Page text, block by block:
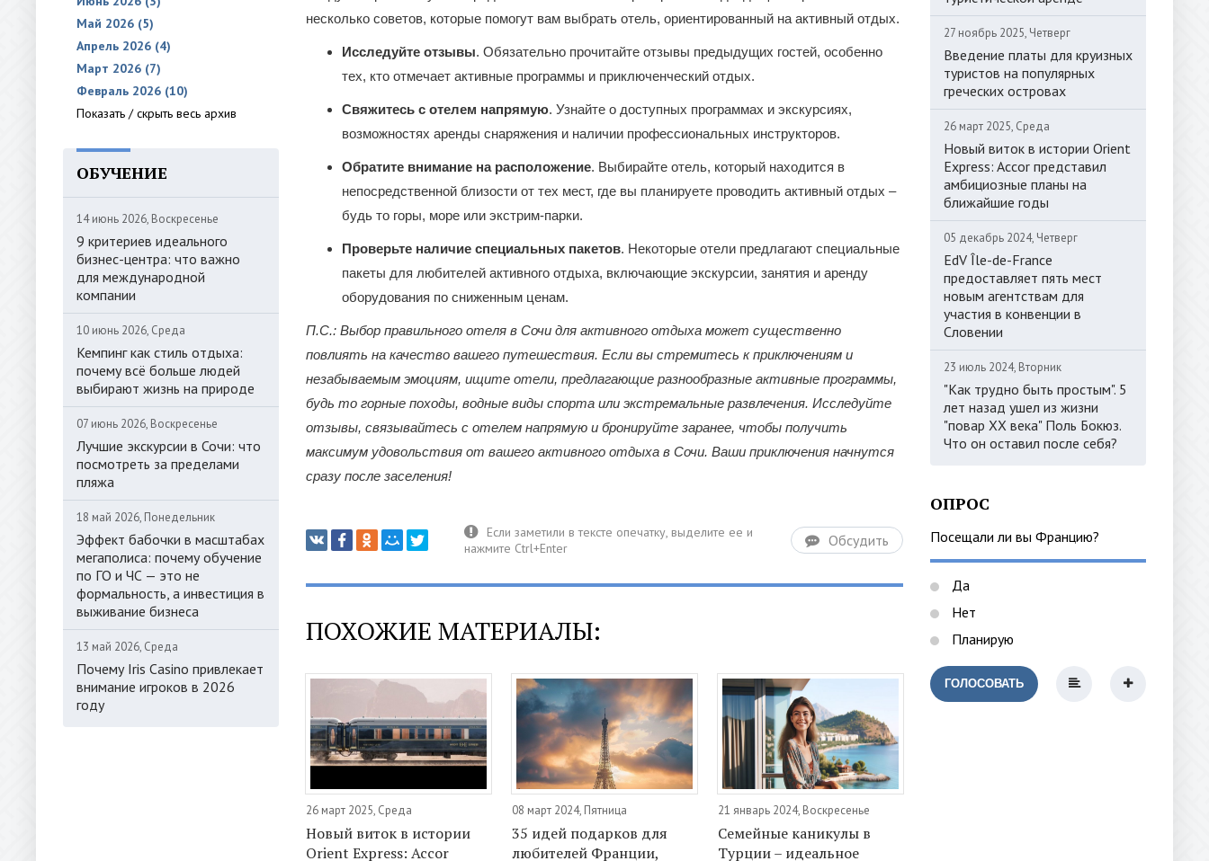
Май 2026 (5)
Апрель 2026 (4)
Март 2026 (7)
Февраль 2026 (10)
Показать / скрыть весь архив
ОБУЧЕНИЕ
14 июнь 2026, Воскресенье
9 критериев идеального
бизнес-центра: что важно
для международной
компании
10 июнь 2026, Среда
Кемпинг как стиль отдыха:
почему всё больше людей
выбирают жизнь на природе
07 июнь 2026, Воскресенье
Лучшие экскурсии в Сочи: что
посмотреть за пределами
пляжа
18 май 2026, Понедельник
Эффект бабочки в масштабах
мегаполиса: почему обучение
по ГО и ЧС — это не
формальность, а инвестиция в
выживание бизнеса
13 май 2026, Среда
Почему Iris Casino привлекает
внимание игроков в 2026
году
несколько советов, которые помогут вам выбрать отель, ориентированный на активный отдых.
Исследуйте отзывы. Обязательно прочитайте отзывы предыдущих гостей, особенно
тех, кто отмечает активные программы и приключенческий отдых.
Свяжитесь с отелем напрямую. Узнайте о доступных программах и экскурсиях,
возможностях аренды снаряжения и наличии профессиональных инструкторов.
Обратите внимание на расположение. Выбирайте отель, который находится в
непосредственной близости от тех мест, где вы планируете проводить активный отдых –
будь то горы, море или экстрим-парки.
Проверьте наличие специальных пакетов. Некоторые отели предлагают специальные
пакеты для любителей активного отдыха, включающие экскурсии, занятия и аренду
оборудования по сниженным ценам.
П.С.: Выбор правильного отеля в Сочи для активного отдыха может существенно
повлиять на качество вашего путешествия. Если вы стремитесь к приключениям и
незабываемым эмоциям, ищите отели, предлагающие разнообразные активные программы,
будь то горные походы, водные виды спорта или экстремальные развлечения. Исследуйте
отзывы, связывайтесь с отелем напрямую и бронируйте заранее, чтобы получить
максимум удовольствия от вашего активного отдыха в Сочи. Ваши приключения начнутся
сразу после заселения!
Обсудить
ПОХОЖИЕ МАТЕРИАЛЫ:
26 март 2025, Среда
Новый виток в истории
Orient Express: Accor
08 март 2024, Пятница
35 идей подарков для
любителей Франции,
21 январь 2024, Воскресенье
Семейные каникулы в
Турции – идеальное
27 ноябрь 2025, Четверг
Введение платы для круизных
туристов на популярных
греческих островах
26 март 2025, Среда
Новый виток в истории Orient
Express: Accor представил
амбициозные планы на
ближайшие годы
05 декабрь 2024, Четверг
EdV Île-de-France
предоставляет пять мест
новым агентствам для
участия в конвенции в
Словении
23 июль 2024, Вторник
"Как трудно быть простым". 5
лет назад ушел из жизни
"повар ХХ века" Поль Бокюз.
Что он оставил после себя?
ОПРОС
Посещали ли вы Францию?
Да
Нет
Планирую
ГОЛОСОВАТЬ